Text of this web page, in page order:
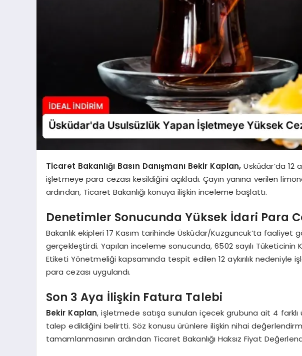
Ticaret Bakanlığı Basın Danışmanı Bekir Kaplan, Üsküdar’da 12
işletmeye para cezası kesildiğini açıkladı. Çayın yanına verilen
ardından, Ticaret Bakanlığı konuya ilişkin inceleme başlattı.
Denetimler Sonucunda Yüksek İdari Para
Bakanlık ekipleri 17 Kasım tarihinde Üsküdar/Kuzguncuk’ta
gerçekleştirdi. Yapılan inceleme sonucunda, 6502 sayılı Tüketicinin
Etiketi Yönetmeliği kapsamında tespit edilen 12 aykırılık nedeniyle
para cezası uygulandı.
Son 3 Aya İlişkin Fatura Talebi
Bekir Kaplan, işletmede satışa sunulan içecek grubuna ait 4
talep edildiğini belirtti. Söz konusu ürünlere ilişkin nihai
tamamlanmasının ardından Ticaret Bakanlığı Haksız Fiyat